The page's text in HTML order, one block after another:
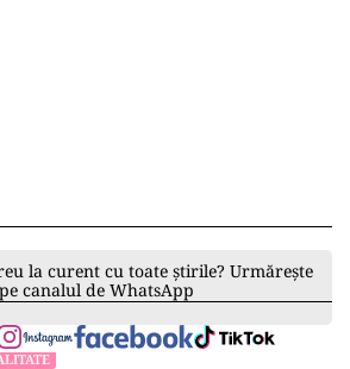
la curent cu toate știrile? Urmărește
canalul de WhatsApp